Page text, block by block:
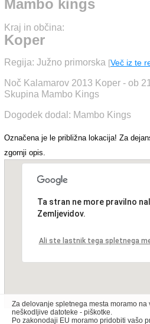
Mambo kings
Kraj in občina:
Koper
Regija: Južno primorska [Več iz te
Noč Kalamarov 2013 Koper - ob
Skupina Mambo Kings
Dogodek dodal: Mambo Kings
Označena je le približna lokacija! Za
zgornji opis.
Ta stran ne more pravilno
Zemljevidov.
Ali ste lastnik tega spletnega
Za delovanje spletnega mesta moramo
neškodljive datoteke - piškotke.
Po zakonodaji EU moramo pridobiti vašo